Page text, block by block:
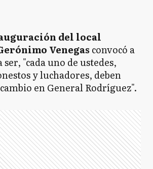
del local
Venegas convocó a
ser, "cada uno de ustedes,
y luchadores, deben
en General Rodríguez".